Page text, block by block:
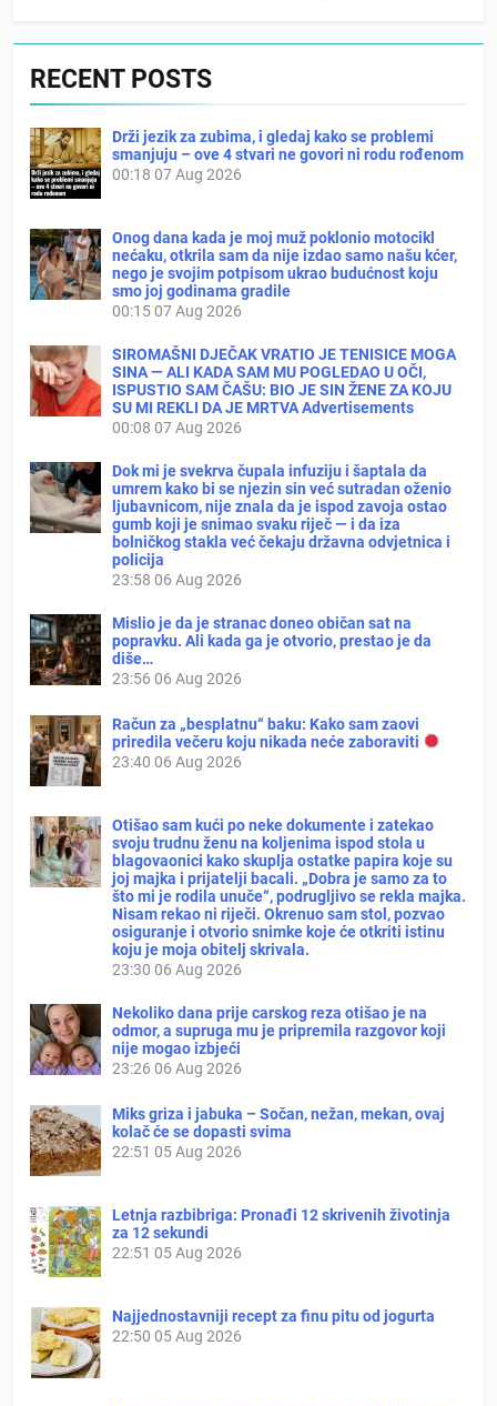
RECENT POSTS
Drži jezik za zubima, i gledaj kako se problemi
smanjuju – ove 4 stvari ne govori ni rodu rođenom
00:18 07 Aug 2026
Onog dana kada je moj muž poklonio motocikl
nećaku, otkrila sam da nije izdao samo našu kćer,
nego je svojim potpisom ukrao budućnost koju
smo joj godinama gradile
00:1507 Aug 2026
SIROMAŠNI DJEČAK VRATIO JE TENISICE MOGA
SINA — ALI KADA SAM MU POGLEDAO U OČI,
ISPUSTIO SAM ČAŠU: BIO JE SIN ŽENE ZA KOJU
SU MI REKLI DA JE MRTVA Advertisements
00:08 07 Aug 2026
Dok mi je svekrva čupala infuziju i šaptala da
umrem kako bi se njezin sin već sutradan oženio
ljubavnicom, nije znala da je ispod zavoja ostao
gumb koji je snimao svaku riječ — i da iza
bolničkog stakla već čekaju državna odvjetnica i
policija
23:58 06 Aug 2026
Mislio je da je stranac doneo običan sat na
popravku. Ali kada ga je otvorio, prestao je da
diše…
23:56 06 Aug 2026
Račun za „besplatnu“ baku: Kako sam zaovi
priredila večeru koju nikada neće zaboraviti
23:40 06 Aug 2026
Otišao sam kući po neke dokumente i zatekao
svoju trudnu ženu na koljenima ispod stola u
blagovaonici kako skuplja ostatke papira koje su
joj majka i prijatelji bacali. „Dobra je samo za to
što mi je rodila unuče“, podrugljivo se rekla majka.
Nisam rekao ni riječi. Okrenuo sam stol, pozvao
osiguranje i otvorio snimke koje će otkriti istinu
koju je moja obitelj skrivala.
23:30 06 Aug 2026
Nekoliko dana prije carskog reza otišao je na
odmor, a supruga mu je pripremila razgovor koji
nije mogao izbjeći
23:26 06 Aug 2026
Miks griza i jabuka – Sočan, nežan, mekan, ovaj
kolač će se dopasti svima
22:51 05 Aug 2026
Letnja razbibriga: Pronađi 12 skrivenih životinja
za 12 sekundi
22:51 05 Aug 2026
Najjednostavniji recept za finu pitu od jogurta
22:50 05 Aug 2026